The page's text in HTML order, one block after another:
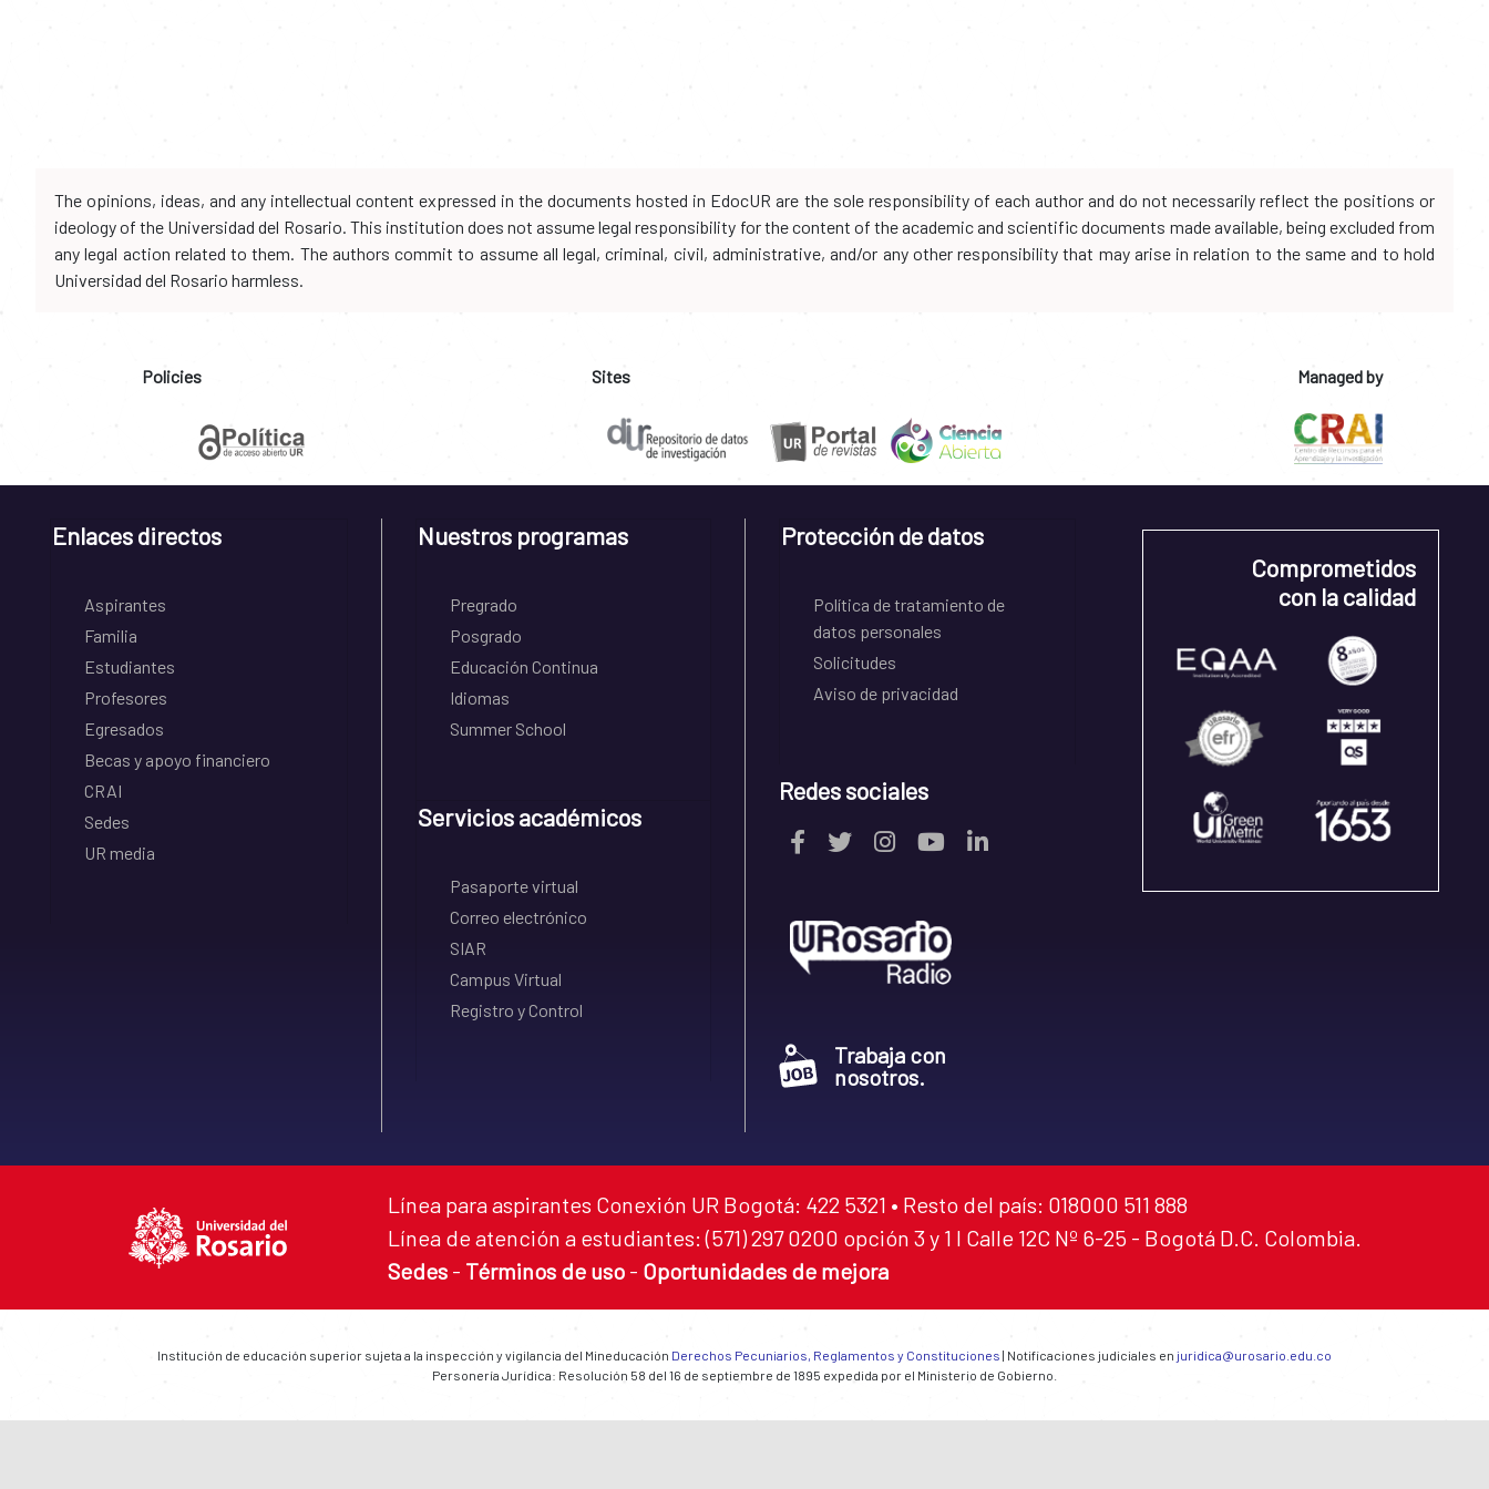
The opinions, ideas, and any intellectual content expressed in the documents hosted in EdocUR are the sole responsibility of each author and do not necessarily reflect the positions or
ideology of the Universidad del Rosario. This institution does not assume legal responsibility for the content of the academic and scientific documents made available, being excluded from
any legal action related to them. The authors commit to assume all legal, criminal, civil, administrative, and/or any other responsibility that may arise in relation to the same and to hold
Universidad del Rosario harmless.
Policies Sites Managed by
Enlaces directos
Aspirantes
Familia
Estudiantes
Profesores
Egresados
Becas y apoyo financiero
CRAI
Sedes
UR media
Nuestros programas
Pregrado
Posgrado
Educación Continua
Idiomas
Summer School
Servicios académicos
Pasaporte virtual
Correo electrónico
SIAR
Campus Virtual
Registro y Control
Protección de datos
Política de tratamiento de
datos personales
Solicitudes
Aviso de privacidad
Redes sociales
Trabaja con
nosotros.
Comprometidos
con la calidad
Línea para aspirantes Conexión UR Bogotá: 422 5321 • Resto del país: 018000 511 888
Línea de atención a estudiantes: (571) 297 0200 opción 3 y 1 I Calle 12C Nº 6-25 - Bogotá D.C. Colombia.
Sedes - Términos de uso - Oportunidades de mejora
Institución de educación superior sujeta a la inspección y vigilancia del Mineducación Derechos Pecuniarios, Reglamentos y Constituciones | Notificaciones judiciales en juridica@urosario.edu.co
Personería Jurídica: Resolución 58 del 16 de septiembre de 1895 expedida por el Ministerio de Gobierno.